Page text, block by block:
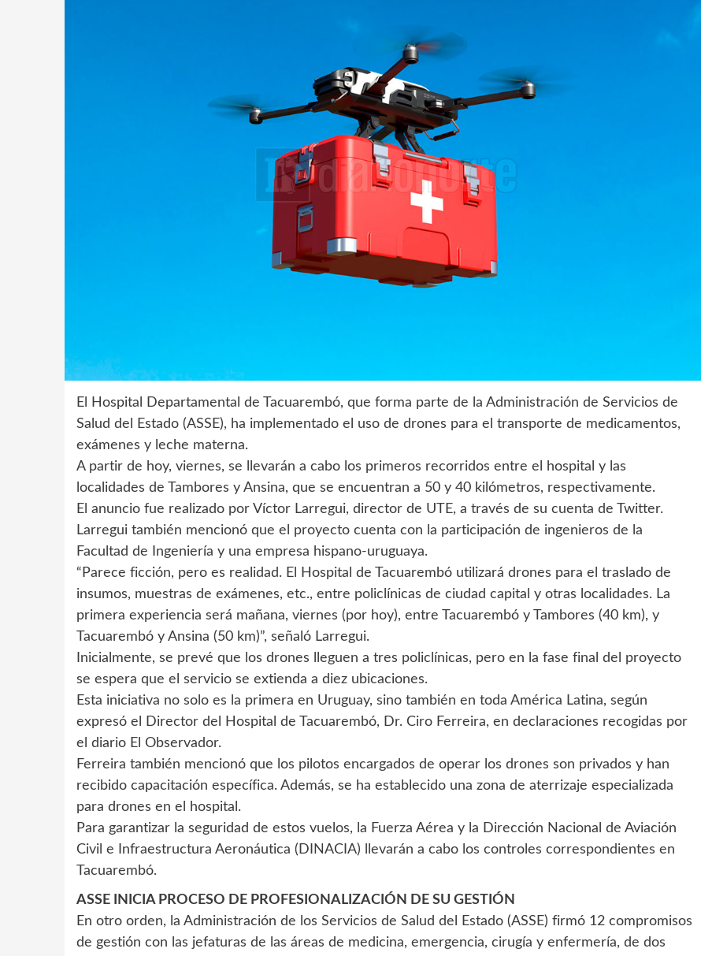
El Hospital Departamental de Tacuarembó, que forma parte de la Administración de Servicios de
Salud del Estado (ASSE), ha implementado el uso de drones para el transporte de medicamentos,
exámenes y leche materna.
A partir de hoy, viernes, se llevarán a cabo los primeros recorridos entre el hospital y las
localidades de Tambores y Ansina, que se encuentran a 50 y 40 kilómetros, respectivamente.
El anuncio fue realizado por Víctor Larregui, director de UTE, a través de su cuenta de Twitter.
Larregui también mencionó que el proyecto cuenta con la participación de ingenieros de la
Facultad de Ingeniería y una empresa hispano-uruguaya.
“Parece ficción, pero es realidad. El Hospital de Tacuarembó utilizará drones para el traslado de
insumos, muestras de exámenes, etc., entre policlínicas de ciudad capital y otras localidades. La
primera experiencia será mañana, viernes (por hoy), entre Tacuarembó y Tambores (40 km), y
Tacuarembó y Ansina (50 km)”, señaló Larregui.
Inicialmente, se prevé que los drones lleguen a tres policlínicas, pero en la fase final del proyecto
se espera que el servicio se extienda a diez ubicaciones.
Esta iniciativa no solo es la primera en Uruguay, sino también en toda América Latina, según
expresó el Director del Hospital de Tacuarembó, Dr. Ciro Ferreira, en declaraciones recogidas por
el diario El Observador.
Ferreira también mencionó que los pilotos encargados de operar los drones son privados y han
recibido capacitación específica. Además, se ha establecido una zona de aterrizaje especializada
para drones en el hospital.
Para garantizar la seguridad de estos vuelos, la Fuerza Aérea y la Dirección Nacional de Aviación
Civil e Infraestructura Aeronáutica (DINACIA) llevarán a cabo los controles correspondientes en
Tacuarembó.
ASSE INICIA PROCESO DE PROFESIONALIZACIÓN DE SU GESTIÓN
En otro orden, la Administración de los Servicios de Salud del Estado (ASSE) firmó 12 compromisos
de gestión con las jefaturas de las áreas de medicina, emergencia, cirugía y enfermería, de dos